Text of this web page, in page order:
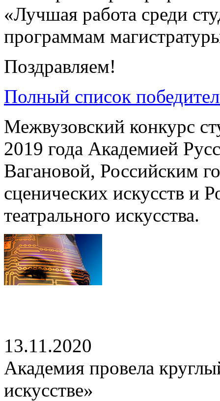
«Лучшая работа среди
программам
Поздравляем!
Полный список
Межвузовский конкурс
2019 года Академией
Вагановой, Российским
сценических искусств и
театрального искусства.
13.11.2020
Академия провела
искусстве»